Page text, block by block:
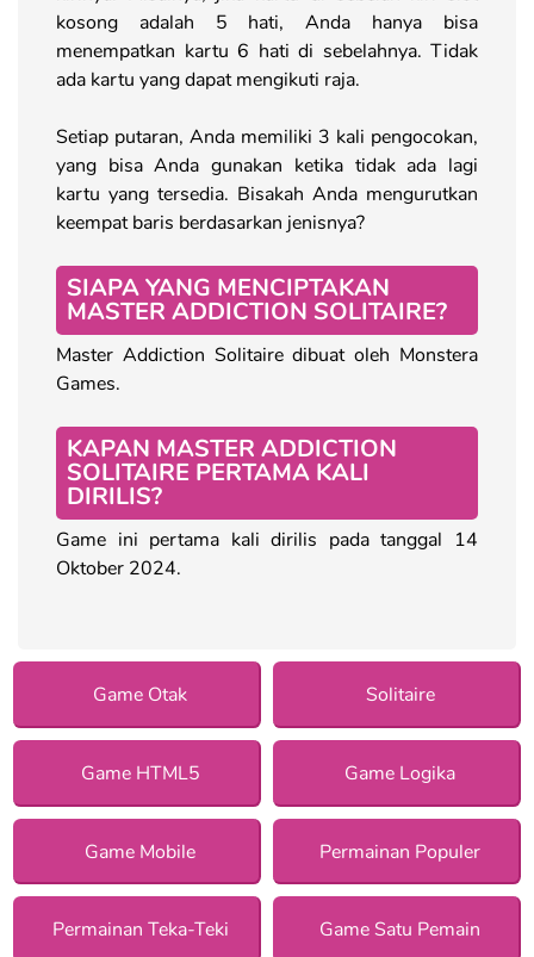
kosong adalah 5 hati, Anda hanya bisa
menempatkan kartu 6 hati di sebelahnya. Tidak
ada kartu yang dapat mengikuti raja.
Setiap putaran, Anda memiliki 3 kali pengocokan,
yang bisa Anda gunakan ketika tidak ada lagi
kartu yang tersedia. Bisakah Anda mengurutkan
keempat baris berdasarkan jenisnya?
SIAPA YANG MENCIPTAKAN
MASTER ADDICTION SOLITAIRE?
Master Addiction Solitaire dibuat oleh Monstera
Games.
KAPAN MASTER ADDICTION
SOLITAIRE PERTAMA KALI
DIRILIS?
Game ini pertama kali dirilis pada tanggal 14
Oktober 2024.
Game Otak Solitaire
Game HTML5 Game Logika
Game Mobile Permainan Populer
Permainan Teka-Teki Game Satu Pemain